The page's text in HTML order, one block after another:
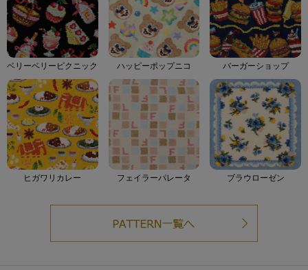
ベリーベリーピクニック ハッピーポップニコ バーガーショップ
ヒガワリカレー フェイラーパレータ ブラウローゼン